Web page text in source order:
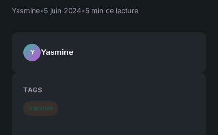
Yasmine•5 juin 2024•5 min de lecture
Y Yasmine
TAGS
Vacance